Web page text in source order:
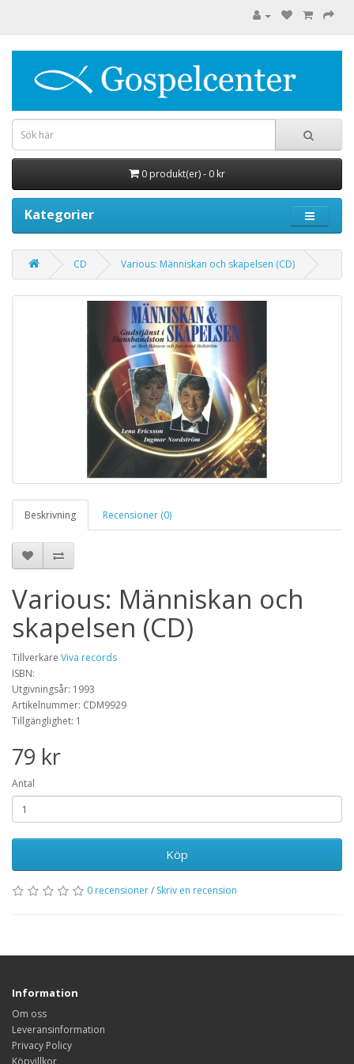
0 produkt(er) - 0 kr
Kategorier
CD Various: Människan och skapelsen (CD)
Beskrivning Recensioner (0)
Various: Människan och
skapelsen (CD)
Tillverkare Viva records
ISBN:
Utgivningsår: 1993
Artikelnummer: CDM9929
Tillgänglighet: 1
79 kr
Antal
Köp
0 recensioner/ Skriv en recension
Information
Om oss
Leveransinformation
Privacy Policy
Köpvillkor